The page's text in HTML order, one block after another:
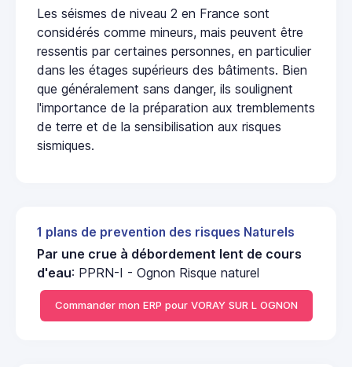
Les séismes de niveau 2 en France sont
considérés comme mineurs, mais peuvent être
ressentis par certaines personnes, en particulier
dans les étages supérieurs des bâtiments. Bien
que généralement sans danger, ils soulignent
l'importance de la préparation aux tremblements
de terre et de la sensibilisation aux risques
sismiques.
1 plans de prevention des risques Naturels
Par une crue à débordement lent de cours
d'eau: PPRN-I - Ognon Risque naturel
Commander mon ERP pour VORAY SUR L OGNON